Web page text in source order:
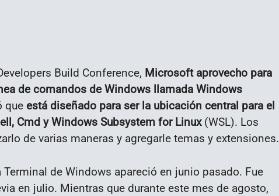
Build Conference, Microsoft aprovecho para
de comandos de Windows llamada Windows
que está diseñado para ser la ubicación central para el
Cmd y Windows Subsystem for Linux(WSL). Los
de varias maneras y agregarle temas y extensiones.
de Windows apareció en junio pasado. Fue
en julio. Mientras que durante este mes de agosto,